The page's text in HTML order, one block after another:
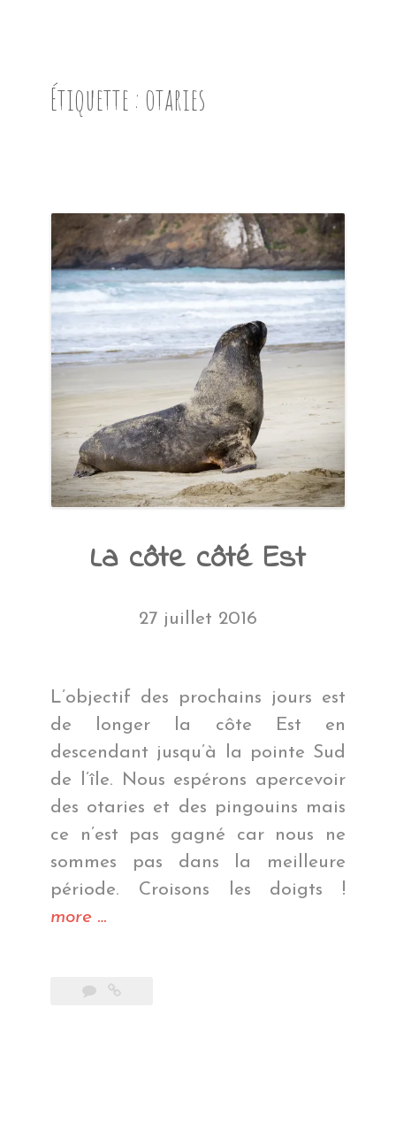
PRÉSENTATION
EN IMAGES
NOS BONNES ADRESSES
Étiquette : otaries
La côte côté Est
27 juillet 2016
L’objectif des prochains jours est
de longer la côte Est en
descendant jusqu’à la pointe Sud
de l’île. Nous espérons apercevoir
des otaries et des pingouins mais
ce n’est pas gagné car nous ne
sommes pas dans la meilleure
période. Croisons les doigts !
more « La
Est »
…